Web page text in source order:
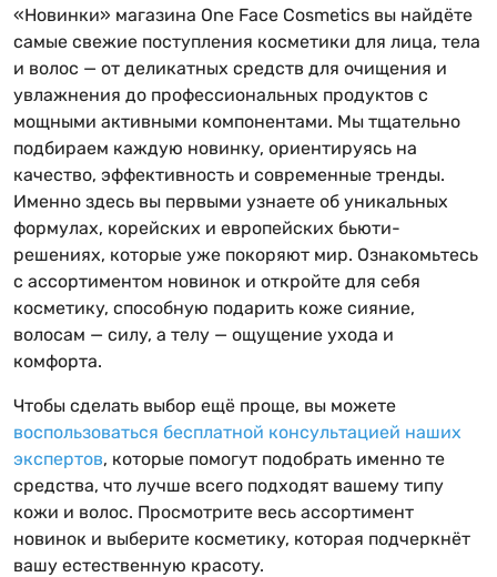
«Новинки» магазина One Face Cosmetics вы найдёте
самые свежие поступления косметики для лица, тела
и волос — от деликатных средств для очищения и
увлажнения до профессиональных продуктов с
мощными активными компонентами. Мы тщательно
подбираем каждую новинку, ориентируясь на
качество, эффективность и современные тренды.
Именно здесь вы первыми узнаете об уникальных
формулах, корейских и европейских бьюти-
решениях, которые уже покоряют мир. Ознакомьтесь
с ассортиментом новинок и откройте для себя
косметику, способную подарить коже сияние,
волосам — силу, а телу — ощущение ухода и
комфорта.
Чтобы сделать выбор ещё проще, вы можете
воспользоваться бесплатной консультацией наших
экспертов, которые помогут подобрать именно те
средства, что лучше всего подходят вашему типу
кожи и волос. Просмотрите весь ассортимент
новинок и выберите косметику, которая подчеркнёт
вашу естественную красоту.